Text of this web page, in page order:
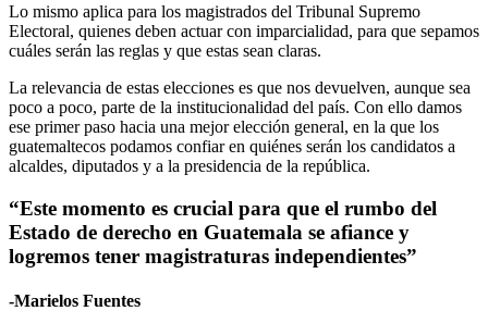
Lo mismo aplica para los magistrados del Tribunal Supremo
Electoral, quienes deben actuar con imparcialidad, para que sepamos
cuáles serán las reglas y que estas sean claras.
La relevancia de estas elecciones es que nos devuelven, aunque sea
poco a poco, parte de la institucionalidad del país. Con ello damos
ese primer paso hacia una mejor elección general, en la que los
guatemaltecos podamos confiar en quiénes serán los candidatos a
alcaldes, diputados y a la presidencia de la república.
“Este momento es crucial para que el rumbo del
Estado de derecho en Guatemala se afiance y
logremos tener magistraturas independientes”
-Marielos Fuentes